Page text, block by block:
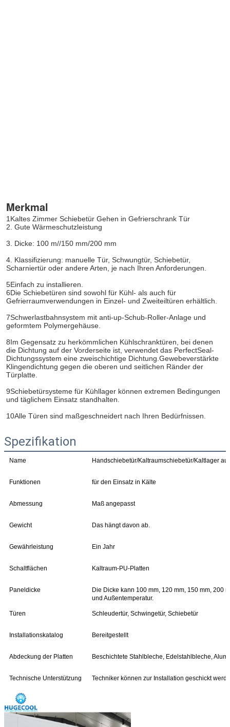
Merkmal
1Kaltes Zimmer Schiebetür Gehen in Gefrierschrank Tür
2. Gute Wärmeschutzleistung
3. Dicke: 100 m//150 mm/200 mm
4. Klassifizierung: manuelle Tür, Schwungtür, Schiebetür,
Scharniertür oder andere Arten, je nach Ihren Anforderungen.
5Einfach zu installieren.
6Die Schiebetüren sind sowohl für Kühl- als auch für
Gefrierraumverwendungen in Einzel- und Zweiteiltüren erhältlich.
7Schwerlastbahnsystem mit anti-up-Schub-Roller-Anlage und
geformtem Polymergehäuse.
8Im Gegensatz zu herkömmlichen Kühlschranktüren, bei denen
die Dichtung auf der Vorderseite ist, verwendet das PerfectSeal-
Dichtungssystem eine zweischichtige Dichtung.Gewebeverstärkte
Klingendichtung gegen die oberen und seitlichen Ränder der
Türplatte.
9Schiebetürsysteme für Kühllager können extremen Bedingungen
und täglichem Einsatz standhalten.
10Alle Türen sind maßgeschneidert nach Ihren Bedürfnissen.
Spezifikation
Name Handschiebetür/Kaltraumschiebetür/Kaltlager
Funktionen für den Einsatz in Kälte
Abmessung Maß angepasst
Gewicht Das hängt davon ab.
Gewährleistung Ein Jahr
Schaltflächen Kaltraum-PU-Platten
Paneldicke
Die Dicke kann 100 mm, 120 mm, 150 mm, 200
und Außentemperatur.
Türen Schleudertür, Schwingetür, Schiebetür
Installationskatalog Bereitgestellt
Abdeckung der Platten Beschichtete Stahlbleche, Edelstahlbleche,
Technische Unterstützung Techniker können zur Installation geschickt